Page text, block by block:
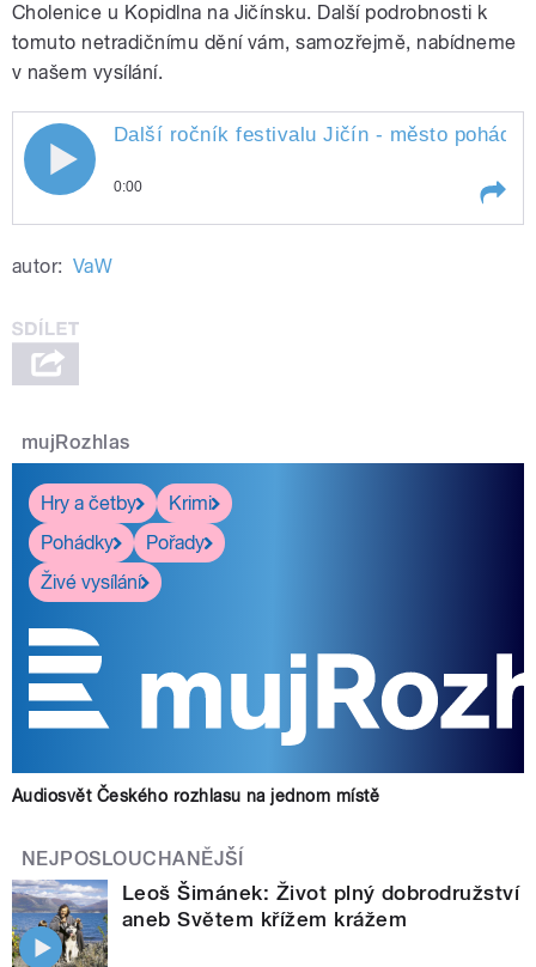
Cholenice u Kopidlna na Jičínsku. Další podrobnosti k
tomuto netradičnímu dění vám, samozřejmě, nabídneme
v našem vysílání.
Další ročník festivalu Jičín - město
pohádky se blíží
pause
Další ročník festivalu Jičín - město pohádky
0:00
pohádky
autor: VaW
mujRozhlas
Hry a četby
Krimi
Pohádky
Pořady
Živé vysílání
Audiosvět Českého rozhlasu na jednom místě
NEJPOSLOUCHANĚJŠÍ
Leoš Šimánek: Život plný dobrodružství
aneb Světem křížem krážem